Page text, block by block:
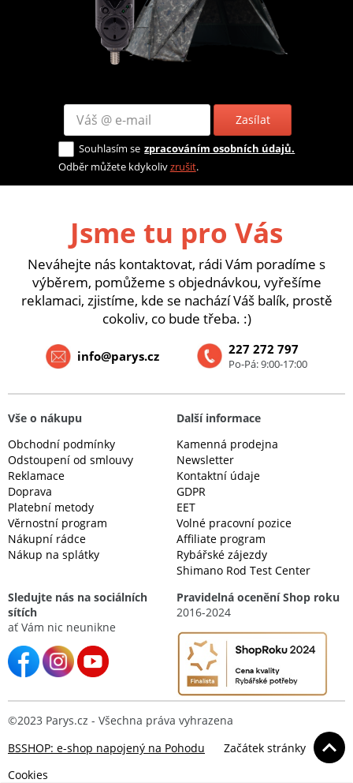
Zasílat
Souhlasím se zpracováním osobních údajů.
Odběr můžete kdykolivzrušit.
Jsme tu pro Vás
Neváhejte nás kontaktovat, rádi Vám poradíme s
výběrem, pomůžeme s objednávkou, vyřešíme
reklamaci, zjistíme, kde se nachází Váš balík, prostě
cokoliv, co bude třeba. :)
227 272 797
Po-Pá: 9:00-17:00
info@parys.cz
Vše o nákupu
Obchodní podmínky
Odstoupení od smlouvy
Reklamace
Doprava
Platební metody
Věrnostní program
Nákupní rádce
Nákup na splátky
Další informace
Kamenná prodejna
Newsletter
Kontaktní údaje
GDPR
EET
Volné pracovní pozice
Affiliate program
Rybářské zájezdy
Shimano Rod Test Center
Sledujte nás na sociálních
sítích
ať Vám nic neunikne
Pravidelná ocenění Shop roku
2016-2024
©2023 Parys.cz - Všechna práva vyhrazena
BSSHOP: e-shop napojený na Pohodu
Začátek stránky
Cookies